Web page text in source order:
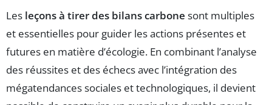
Les leçons à tirer des bilans carbone sont multiples
et essentielles pour guider les actions présentes et
futures en matière d’écologie. En combinant l’analyse
des réussites et des échecs avec l’intégration des
mégatendances sociales et technologiques, il devient